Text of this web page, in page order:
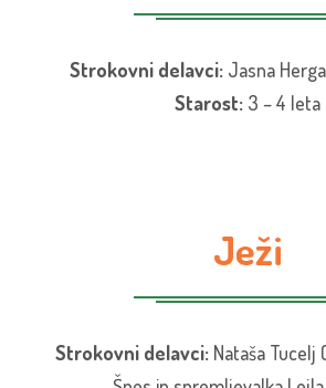
Strokovni delavci:Jasna
Starost: 3 – 4 leta
Ježi
Strokovni delavci: Nataša Tucelj